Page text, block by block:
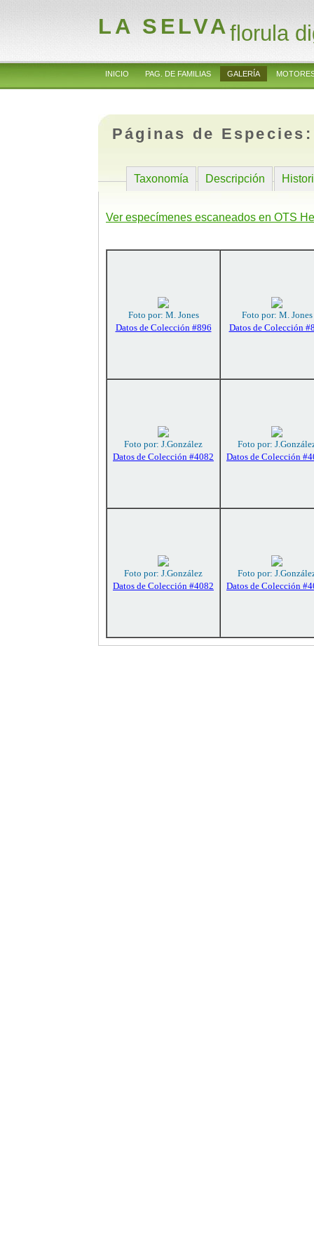
LA SELVAflorula
INICIO PAG. DE FAMILIAS GALERÍA
Páginas de
Taxonomía Descripción
Ver especímenes escaneados en OTS
Foto por: M. Jones
Datos de Colección #896
Foto por: M. Jones
Datos de Colección
Foto por: J.González
Datos de Colección #4082
Foto por:
Datos de Colección
Foto por: J.González
Datos de Colección #4082
Foto por:
Datos de Colección